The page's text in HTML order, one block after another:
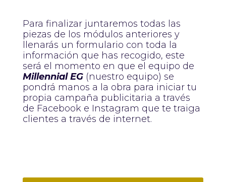
Para finalizar juntaremos todas las
piezas de los módulos anteriores y
llenarás un formulario con toda la
información que has recogido, este
será el momento en que el equipo de
Millennial EG (nuestro equipo) se
pondrá manos a la obra para iniciar tu
propia campaña publicitaria a través
de Facebook e Instagram que te traiga
clientes a través de internet.